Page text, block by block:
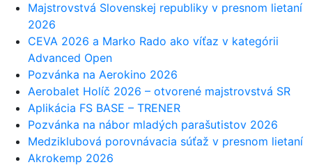
Majstrovstvá Slovenskej republiky v presnom lietaní
2026
CEVA 2026 a Marko Rado ako víťaz v kategórii
Advanced Open
Pozvánka na Aerokino 2026
Aerobalet Holíč 2026 – otvorené majstrovstvá SR
Aplikácia FS BASE – TRENER
Pozvánka na nábor mladých parašutistov 2026
Medziklubová porovnávacia súťaž v presnom lietaní
Akrokemp 2026